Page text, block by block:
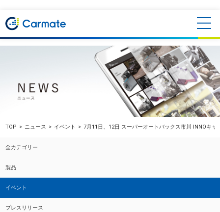
TOP ニュース イベント 7月11日、12日 スーパーオートバックス市川 INNOキャ
全カテゴリー
製品
イベント
プレスリリース